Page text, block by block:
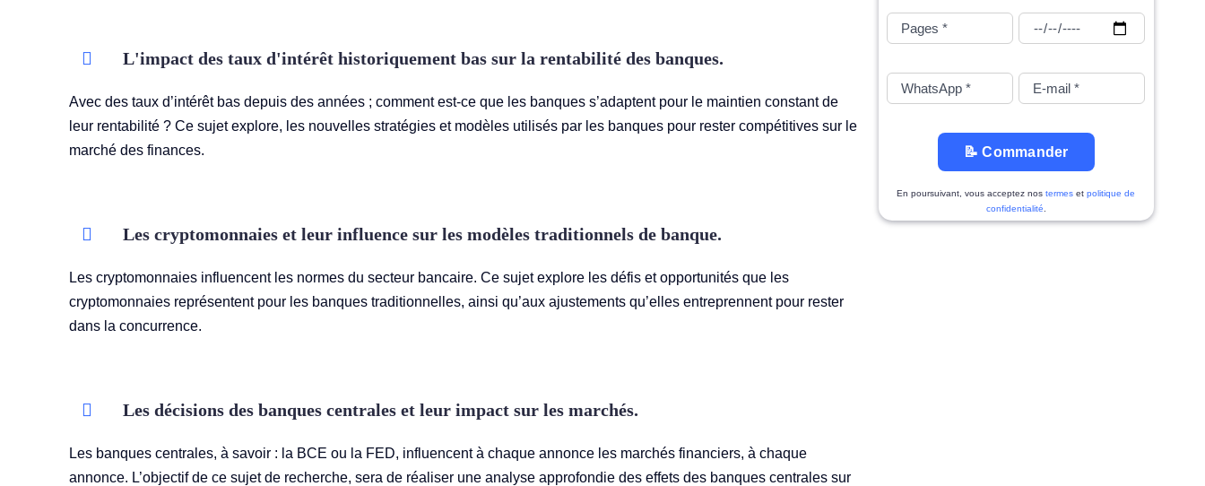
L'impact des taux d'intérêt historiquement bas sur la rentabilité des banques.
Avec des taux d’intérêt bas depuis des années ; comment est-ce que les banques s’adaptent pour le maintien constant de
leur rentabilité ? Ce sujet explore, les nouvelles stratégies et modèles utilisés par les banques pour rester compétitives sur le
marché des finances.
Les cryptomonnaies et leur influence sur les modèles traditionnels de banque.
Les cryptomonnaies influencent les normes du secteur bancaire. Ce sujet explore les défis et opportunités que les
cryptomonnaies représentent pour les banques traditionnelles, ainsi qu’aux ajustements qu’elles entreprennent pour rester
dans la concurrence.
Les décisions des banques centrales et leur impact sur les marchés.
Les banques centrales, à savoir : la BCE ou la FED, influencent à chaque annonce les marchés financiers, à chaque
annonce. L’objectif de ce sujet de recherche, sera de réaliser une analyse approfondie des effets des banques centrales sur
📝 Commander
En poursuivant, vous acceptez nostermes etpolitique de
confidentialité